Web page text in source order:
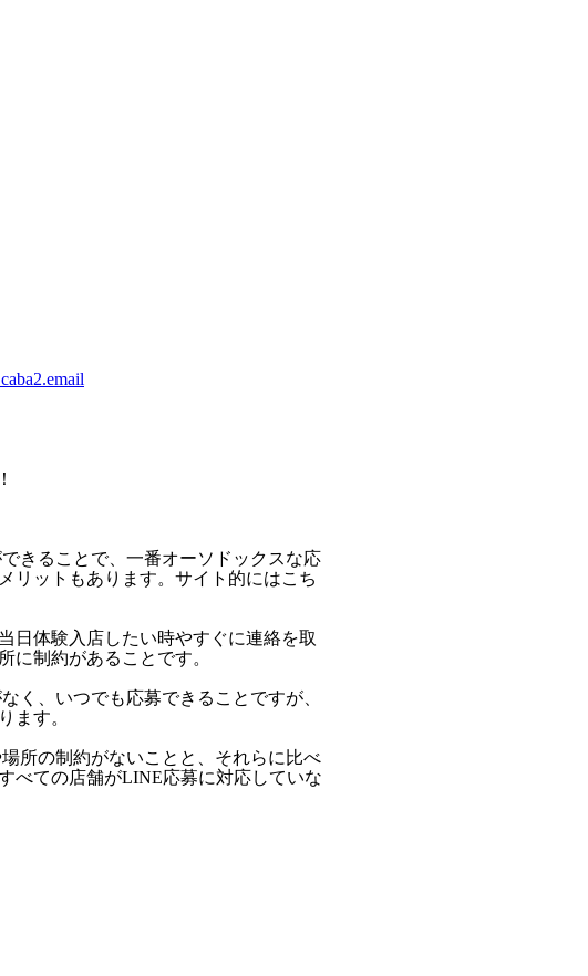
きることで、一番オーソドックスな応
リットもあります。サイト的にはこち
日体験入店したい時やすぐに連絡を取
に制約があることです。
く、いつでも応募できることですが、
ます。
所の制約がないことと、それらに比べ
べての店舗がLINE応募に対応していな